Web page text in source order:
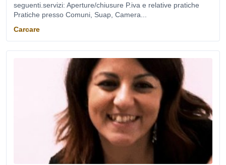
seguenti.servizi: Aperture/chiusure P.iva e relative pratiche
Pratiche presso Comuni, Suap, Camera...
Carcare